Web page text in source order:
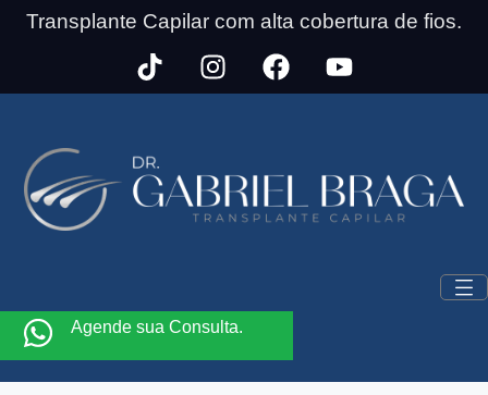
Transplante Capilar com alta cobertura de fios.
Agende sua Consulta.